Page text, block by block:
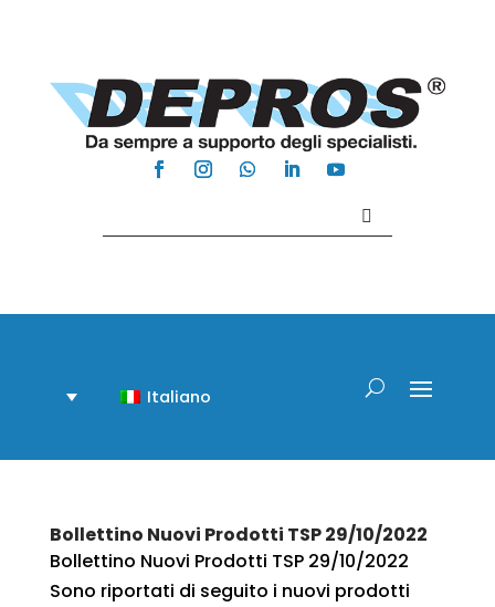
Italiano
Bollettino Nuovi Prodotti TSP 29/10/2022
Bollettino Nuovi Prodotti TSP 29/10/2022
Sono riportati di seguito i nuovi prodotti